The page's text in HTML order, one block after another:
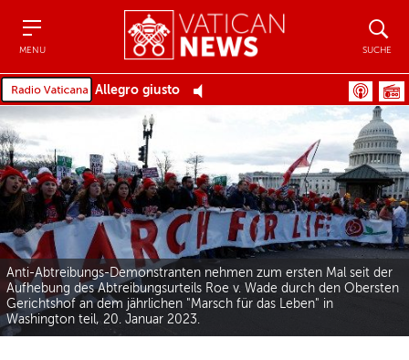
MENU SUCHE
Allegro giusto
Anti-Abtreibungs-Demonstranten nehmen zum ersten Mal seit der
Aufhebung des Abtreibungsurteils Roe v. Wade durch den Obersten
Gerichtshof an dem jährlichen "Marsch für das Leben" in
Washington teil, 20. Januar 2023.